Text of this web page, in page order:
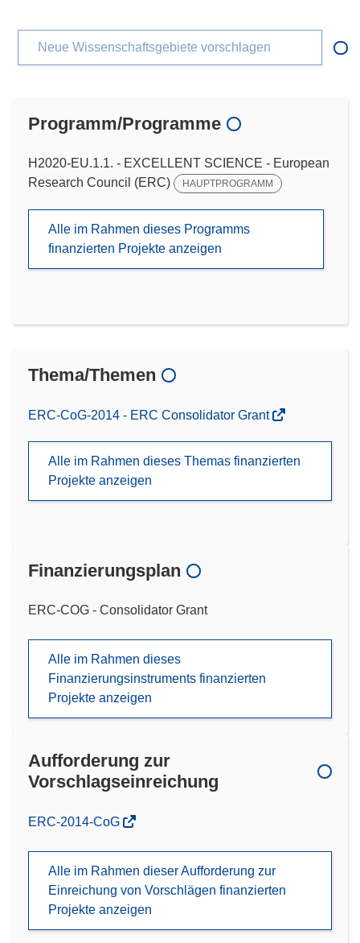
Neue Wissenschaftsgebiete vorschlagen
Programm/Programme
H2020-EU.1.1. - EXCELLENT SCIENCE - European
Research Council (ERC)
HAUPTPROGRAMM
Alle im Rahmen dieses Programms
finanzierten Projekte anzeigen
Thema/Themen
ERC-CoG-2014 - ERC Consolidator Grant
Alle im Rahmen dieses Themas finanzierten
Projekte anzeigen
Finanzierungsplan
ERC-COG - Consolidator Grant
Alle im Rahmen dieses
Finanzierungsinstruments finanzierten
Projekte anzeigen
Aufforderung zur
Vorschlagseinreichung
(öffnet
Fenster)
ERC-2014-CoG
Alle im Rahmen dieser Aufforderung zur
Einreichung von Vorschlägen finanzierten
Projekte anzeigen